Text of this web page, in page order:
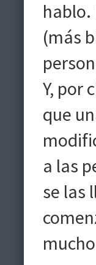
hablo.
(más
Y, por
que
a las
se las